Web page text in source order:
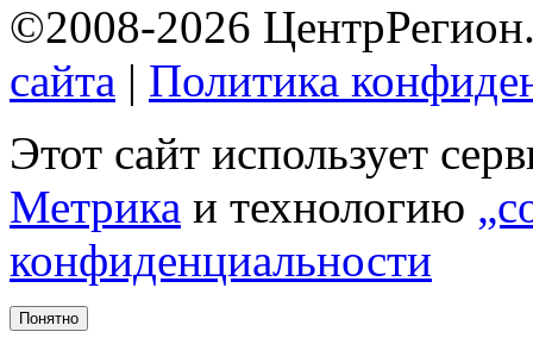
©2008-2026
сайта | Политика
Этот сайт использует
Метрика и технологию
конфиденциальности
Понятно